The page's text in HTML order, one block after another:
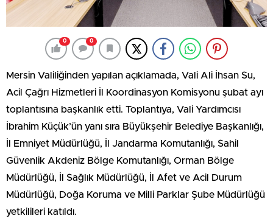
0 0
Mersin Valiliğinden yapılan açıklamada, Vali Ali İhsan Su,
Acil Çağrı Hizmetleri İl Koordinasyon Komisyonu şubat ayı
toplantısına başkanlık etti. Toplantıya, Vali Yardımcısı
İbrahim Küçük’ün yanı sıra Büyükşehir Belediye Başkanlığı,
İl Emniyet Müdürlüğü, İl Jandarma Komutanlığı, Sahil
Güvenlik Akdeniz Bölge Komutanlığı, Orman Bölge
Müdürlüğü, İl Sağlık Müdürlüğü, İl Afet ve Acil Durum
Müdürlüğü, Doğa Koruma ve Milli Parklar Şube Müdürlüğü
yetkilileri katıldı.